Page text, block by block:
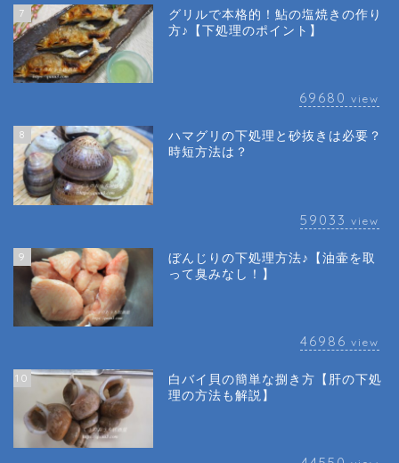
7
グリルで本格的！鮎の塩焼きの作り
方♪【下処理のポイント】
69680 view
8
ハマグリの下処理と砂抜きは必要？
時短方法は？
59033 view
9
ぼんじりの下処理方法♪【油壷を取
って臭みなし！】
46986 view
10
白バイ貝の簡単な捌き方【肝の下処
理の方法も解説】